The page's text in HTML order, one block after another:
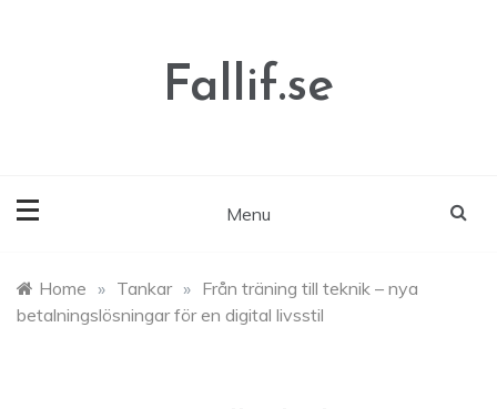
Fallif.se
Menu
Home » Tankar » Från träning till teknik – nya
betalningslösningar för en digital livsstil